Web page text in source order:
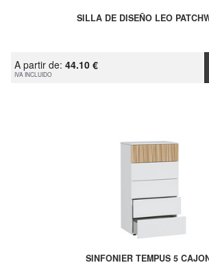
SILLA DE DISEÑO LEO
A partir de: 44.10 €
IVA INCLUIDO
SINFONIER TEMPUS 5